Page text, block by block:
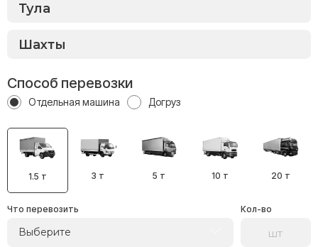
Способ перевозки
Отдельная машина Догруз
1.5 т 3 т 5 т 10 т 20 т
Что перевозить
Выберите
Кол-во